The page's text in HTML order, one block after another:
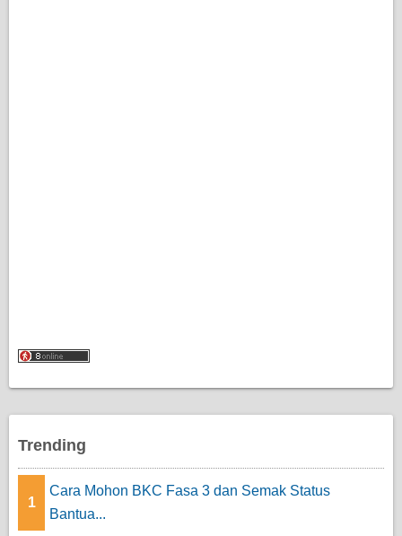
Trending
1
Cara Mohon BKC Fasa 3 dan Semak Status
Bantua...